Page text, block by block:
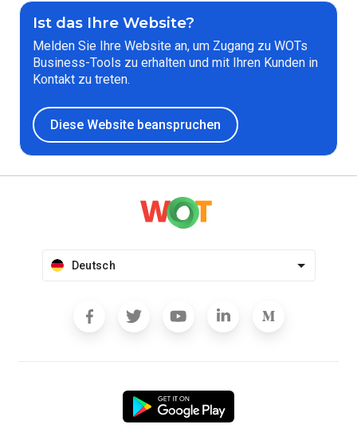
Ist das Ihre Website?
Melden Sie Ihre Website an, um Zugang zu WOTs
Business-Tools zu erhalten und mit Ihren Kunden in
Kontakt zu treten.
Diese Website beanspruchen
Deutsch